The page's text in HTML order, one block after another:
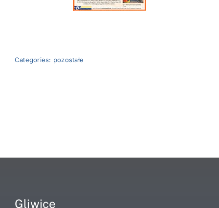
Categories: pozostałe
Gliwice